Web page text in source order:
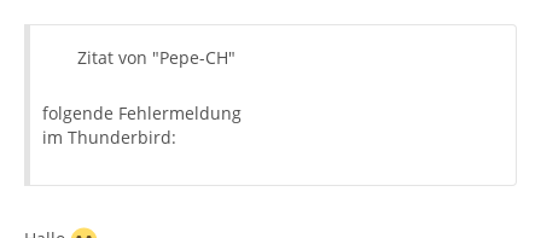
Zitat von "Pepe-CH"
folgende Fehlermeldung
im Thunderbird: